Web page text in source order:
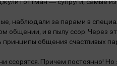
наблюдали за парами в
общении, и в пылу ссор. Через
общения счастливых
ссорятся. Причем постоянно!